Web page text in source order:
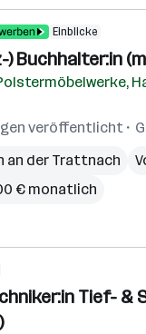
Einblicke
) Buchhalter:in
veröffentlicht
an der Trattnach
€ monatlich
Tief- &